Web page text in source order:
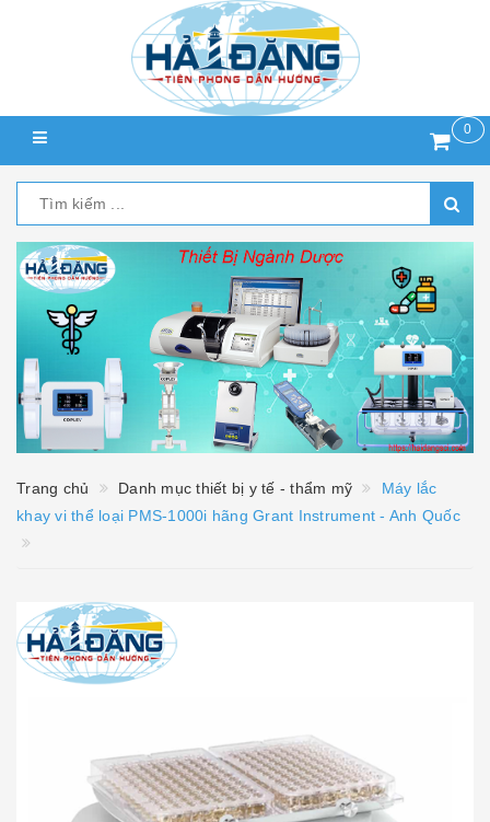
0
Trang chủ Danh mục thiết bị y tế - thẩm mỹ
Máy lắc
khay vi thể loại PMS-1000i hãng Grant Instrument - Anh Quốc